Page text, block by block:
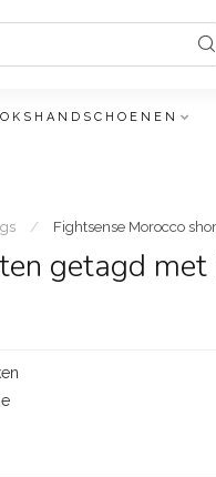
/ Fightsense Morocco
getagd